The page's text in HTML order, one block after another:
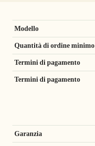
Modello
Quantità di ordine minimo
Termini di pagamento
Termini di pagamento
Garanzia